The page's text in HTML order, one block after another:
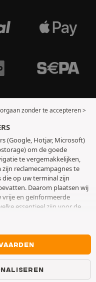
zonder te accepteren >
(Google, Hotjar, Microsoft)
om de goede
te vergemakkelijken,
reclamecampagnes te
die op uw terminal zijn
Daarom plaatsen wij
vrije en geïnformeerde
essentieel zijn voor de
naar de pagina over
kiezen om verder te
andere tracers te
tot diensten niet AD